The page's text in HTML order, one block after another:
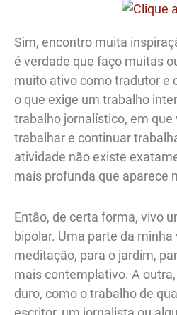
Sim, encontro muita
é verdade que faço muitas
muito ativo como tradutor e
o que exige um trabalho
trabalho jornalístico, em que
trabalhar e continuar
atividade não existe
mais profunda que aparece
Então, de certa forma, vivo
bipolar. Uma parte da
meditação, para o jardim,
mais contemplativo. A
duro, como o trabalho de